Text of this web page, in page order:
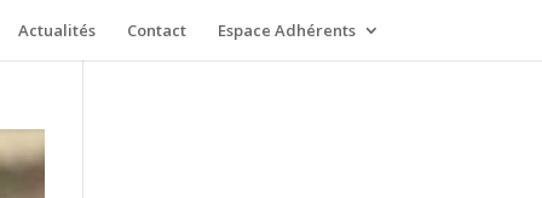
Actualités Contact Espace Adhérents